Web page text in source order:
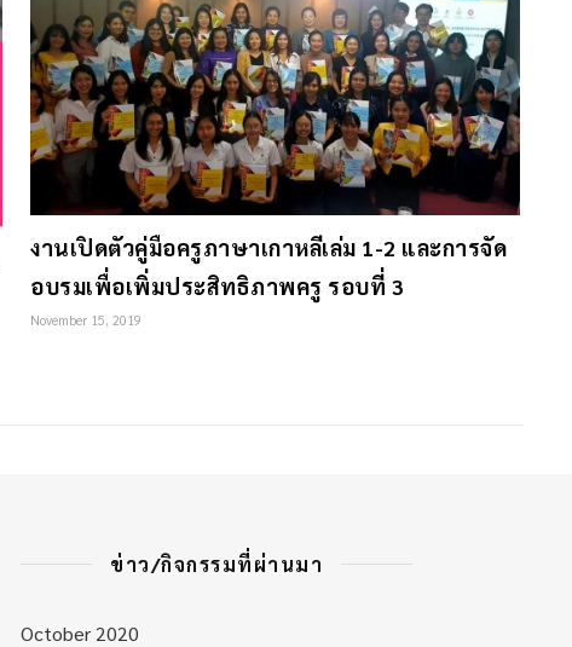
งานเปิดตัวคู่มือครูภาษาเกาหลีเล่ม 1-2 และการจัด
อบรมเพื่อเพิ่มประสิทธิภาพครู รอบที่ 3
November 15, 2019
ข่าว/กิจกรรมที่ผ่านมา
October 2020